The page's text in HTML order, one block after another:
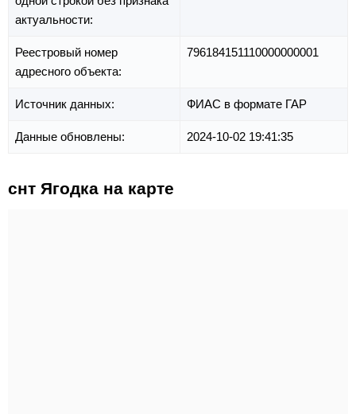
актуальности:
Реестровый номер
адресного объекта:
796184151110000000001
Источник данных: ФИАС в формате ГАР
Данные обновлены: 2024-10-02 19:41:35
снт Ягодка на карте